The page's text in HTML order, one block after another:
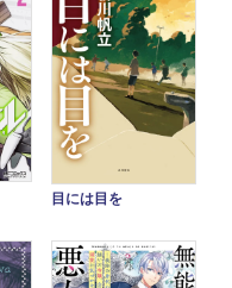
目には目を